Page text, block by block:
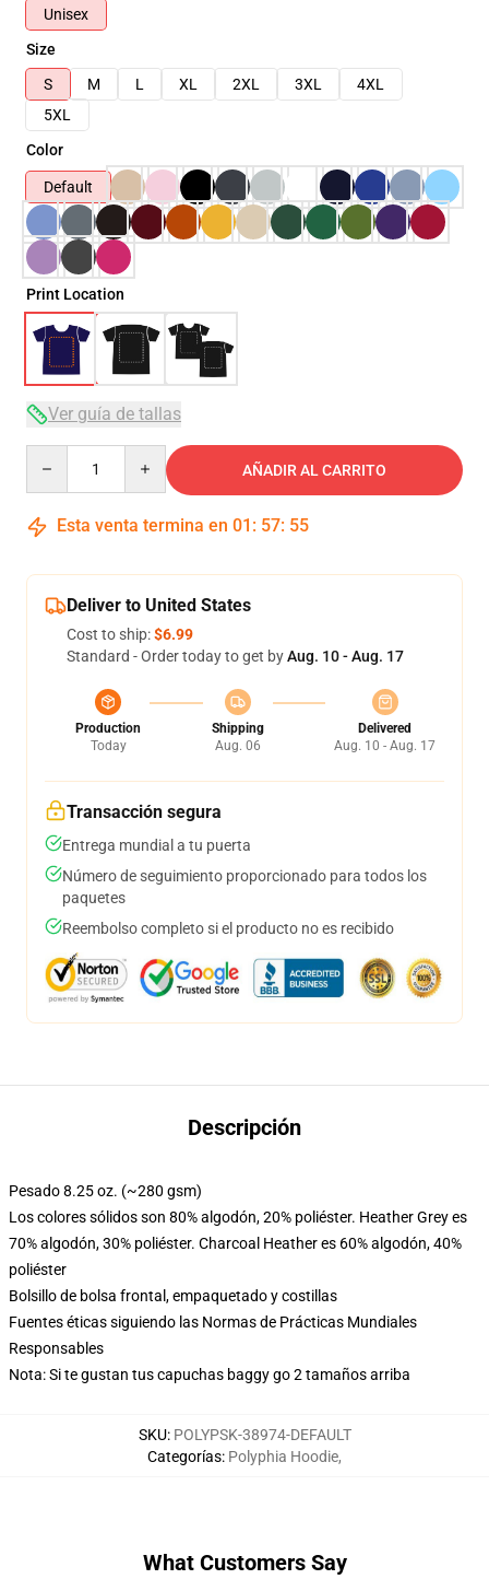
Unisex
Size
S
M L XL 2XL 3XL
4XL
5XL
Color
Default
Print Location
Ver guía de tallas
AÑADIR AL CARRITO
Esta venta termina en 01 : 57: 54
Deliver to United States
Cost to ship:$6.99
Standard - Order today to get byAug. 10 - Aug. 17
Production
Today
Shipping
Aug. 06
Delivered
Aug. 10 - Aug. 17
Transacción segura
Entrega mundial a tu puerta
Número de seguimiento proporcionado para todos los
paquetes
Reembolso completo si el producto no es recibido
Descripción
Pesado 8.25 oz. (~280 gsm)
Los colores sólidos son 80% algodón, 20% poliéster. Heather Grey es
70% algodón, 30% poliéster. Charcoal Heather es 60% algodón, 40%
poliéster
Bolsillo de bolsa frontal, empaquetado y costillas
Fuentes éticas siguiendo las Normas de Prácticas Mundiales
Responsables
Nota: Si te gustan tus capuchas baggy go 2 tamaños arriba
SKU: POLYPSK-38974-DEFAULT
Categorías: Polyphia Hoodie,
What Customers Say